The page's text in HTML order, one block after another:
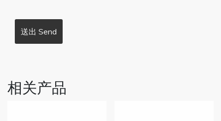
相关产品